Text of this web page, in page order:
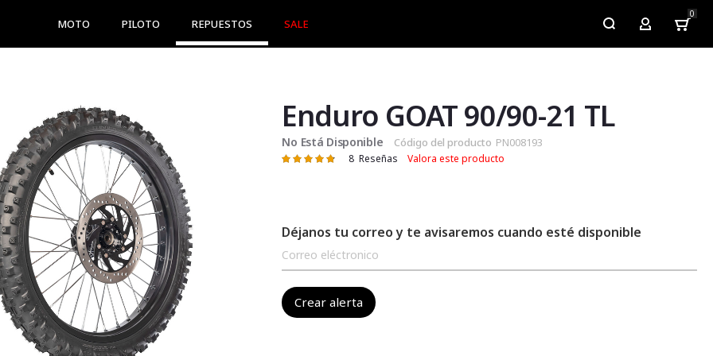
MOTO PILOTO REPUESTOS SALE My Account
0
Enduro GOAT 90/90-21 TL
No Está Disponible Código del producto PN008193
Valoración: 8 Reseñas Valora este producto
Déjanos tu correo y te avisaremos cuando esté disponible